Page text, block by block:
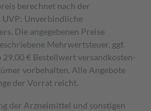
berechnet nach der
Unverbindliche
Die angegebenen Preise
Mehrwertsteuer, ggf.
29,00 € Bestell­wert versand­kosten­
vorbehalten. Alle Angebote
der Vorrat reicht.
der Arzneimittel und sonstigen